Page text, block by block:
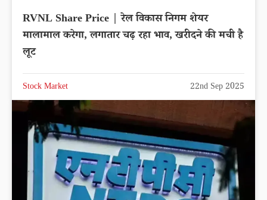
RVNL Share Price | रेल विकास निगम शेयर
मालामाल करेगा, लगातार चढ़ रहा भाव, खरीदने की मची है
लूट
Stock Market 22nd Sep 2025